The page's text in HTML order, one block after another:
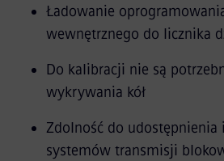
Ładowanie
wewnętrznego do licznika
Do kalibracji nie są
wykrywania kół
Zdolność do
systemów transmisji